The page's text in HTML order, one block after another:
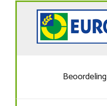
Beoordeling